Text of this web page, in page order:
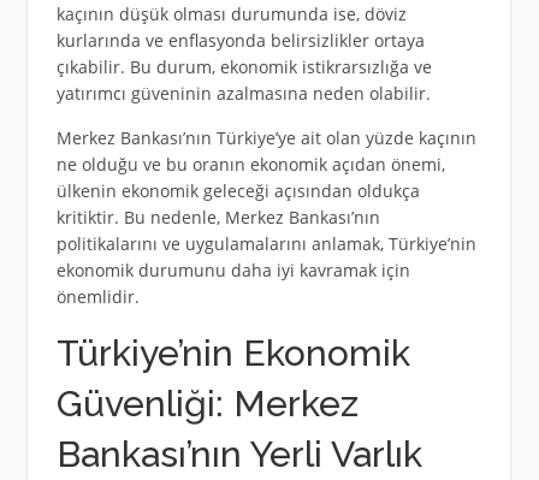
kaçının düşük olması durumunda ise, döviz
kurlarında ve enflasyonda belirsizlikler ortaya
çıkabilir. Bu durum, ekonomik istikrarsızlığa ve
yatırımcı güveninin azalmasına neden olabilir.
Merkez Bankası’nın Türkiye’ye ait olan yüzde kaçının
ne olduğu ve bu oranın ekonomik açıdan önemi,
ülkenin ekonomik geleceği açısından oldukça
kritiktir. Bu nedenle, Merkez Bankası’nın
politikalarını ve uygulamalarını anlamak, Türkiye’nin
ekonomik durumunu daha iyi kavramak için
önemlidir.
Türkiye’nin Ekonomik
Güvenliği: Merkez
Bankası’nın Yerli Varlık